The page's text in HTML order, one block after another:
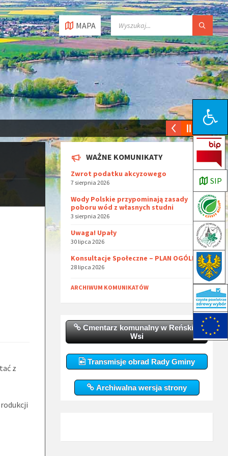
Open toolbar
SIP
MAPA
z
WAŻNE KOMUNIKATY
Zwrot podatku akcyzowego
7 sierpnia 2026
Wody Polskie przypominają zasady
poboru wód z własnych studni
3 sierpnia 2026
Uwaga! Upały
30 lipca 2026
Konsultacje Społeczne – PLAN OGÓLNY
28 lipca 2026
ARCHIWUM KOMUNIKATÓW
Cmentarz komunalny w Reńskiej
Wsi
Transmisje obrad Rady Gminy
Archiwalna wersja strony